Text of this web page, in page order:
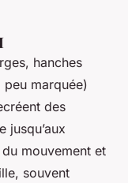
hanches
marquée)
des
jusqu’aux
mouvement et
souvent